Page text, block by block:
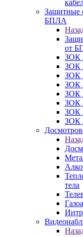
Защитные
БПЛА
от
ЗОК
ЗОК
ЗОК
ЗОК
ЗОК
ЗОК
ЗОК
ЗОК
тела